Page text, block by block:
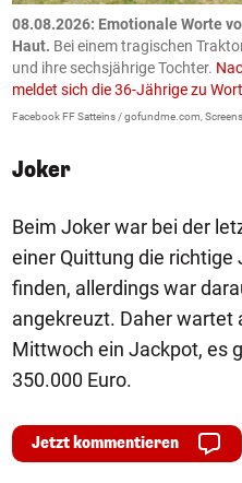
08.08.2026: Emotionale Worte
Haut. Bei einem tragischen
und ihre sechsjährige Tochter.
meldet sich die 36-Jährige zu
Facebook FF Satteins / gofundme.com,
Joker
Beim Joker war bei der
einer Quittung die richtige
finden, allerdings war
angekreuzt. Daher wartet
Mittwoch ein Jackpot, es
350.000 Euro.
Jetzt kommentieren